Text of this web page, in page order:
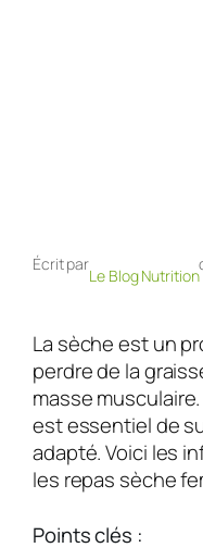
Écrit par
Le Blog Nutrition
La sèche est un
perdre de la
masse
est essentiel de
adapté. Voici les
les repas sèche
Points clés :